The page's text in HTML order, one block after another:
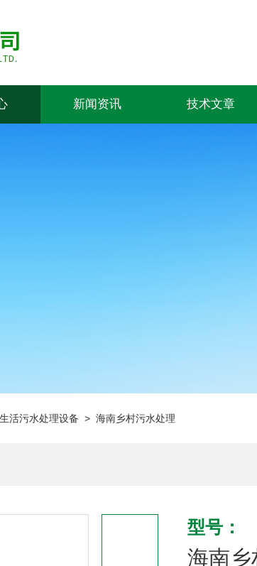
新闻资讯 技术文章
活污水处理设备 > 海南乡村污水处理
型号：
海南乡